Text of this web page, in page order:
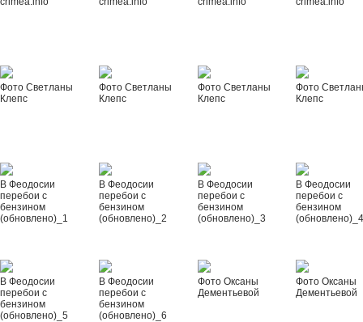
Фото Светланы
Клепс
Фото Светланы
Клепс
Фото Светланы
Клепс
Фото
Клепс
В Феодосии
перебои с
бензином
(обновлено)_1
В Феодосии
перебои с
бензином
(обновлено)_2
В Феодосии
перебои с
бензином
(обновлено)_3
В Феодосии
перебои с
бензином
В Феодосии
перебои с
бензином
(обновлено)_5
В Феодосии
перебои с
бензином
(обновлено)_6
Фото Оксаны
Дементьевой
Фото Оксаны
Дементьевой